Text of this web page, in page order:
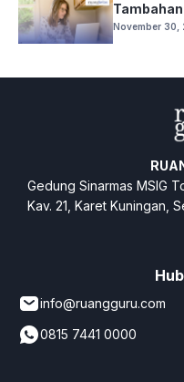
November 30,
Gedung Sinarmas MSIG
Kav. 21, Karet Kuningan,
info@ruangguru.com
0815 7441 0000